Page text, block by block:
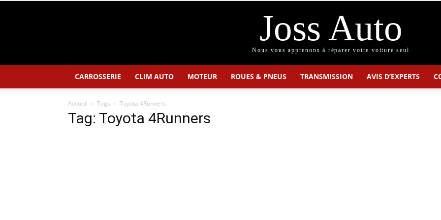
Joss Auto
Nous vous apprenons à réparer votre voiture seul
CARROSSERIE CLIM AUTO MOTEUR ROUES & PNEUS TRANSMISSION AVIS D’EXPERTS
Accueil Tags Toyota 4Runners
Tag: Toyota 4Runners